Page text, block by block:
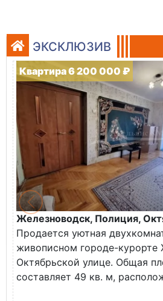
ЭКСКЛЮЗИВ
Квартира 6 200 000 ₽
Железноводск, Полиция,
Продается уютная
живописном городе-курорте
Октябрьской улице. Общая
составляет 49 кв. м,